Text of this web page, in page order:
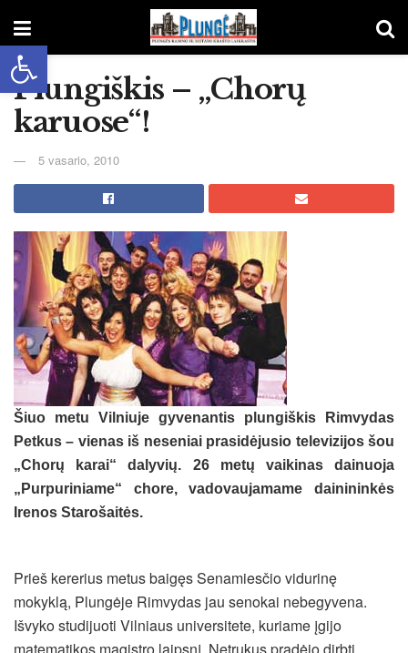
Open toolbar
Plungiškis – „Chorų
karuose“!
5 vasario, 2010
Šiuo metu Vilniuje gyvenantis plungiškis Rimvydas
Petkus – vienas iš neseniai prasidėjusio televizijos šou
„Chorų karai“ dalyvių. 26 metų vaikinas dainuoja
„Purpuriniame“ chore, vadovaujamame dainininkės
Irenos Starošaitės.
Prieš kererius metus baigęs Senamiesčio vidurinę
mokyklą, Plungėje Rimvydas jau senokai nebegyvena.
Išvyko studijuoti Vilniaus universitete, kuriame įgijo
matematikos magistro laipsnį. Netrukus pradėjo dirbti